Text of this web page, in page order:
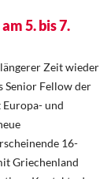
5. bis 7.
Zeit wieder
Senior Fellow der
und
16-
Griechenland